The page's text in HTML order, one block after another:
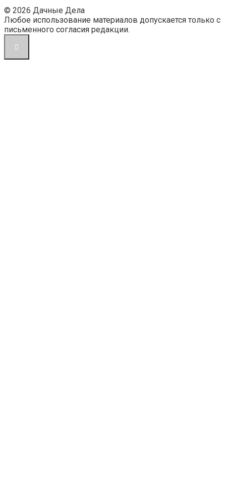
© 2026 Дачные Дела
Любое использование материалов допускается только с
письменного согласия редакции.